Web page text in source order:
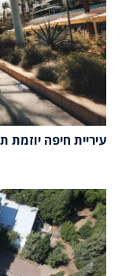
עיריית חיפה יוזמת